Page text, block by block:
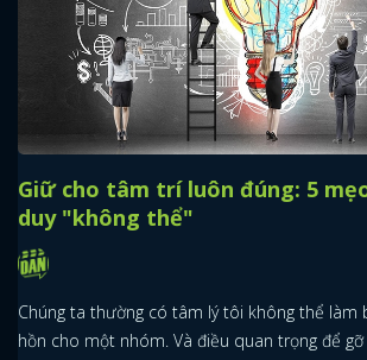
Giữ cho tâm trí luôn đúng: 5
duy "không thể"
Chúng ta thường có tâm lý tôi không thể làm
hồn cho một nhóm. Và điều quan trọng để